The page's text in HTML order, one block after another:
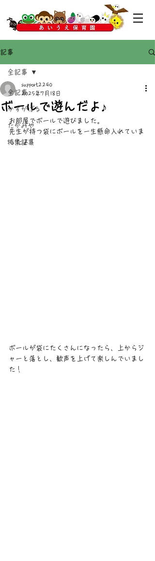
記事
全記事
かすがばる
たかみや
特集記事
全記事
ボールで遊んだよ♪
support2240
2025年7月18日
お部屋でボールで遊びました。
先生が持つ袋にボールを一生懸命入れていま
したよ！
ボールが袋にたくさんになったら、上からジ
ャーと落とし、歓声を上げて楽しんでいまし
た！